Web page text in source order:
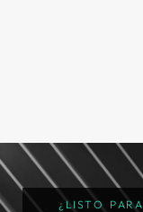
¿LI ST O P ARA